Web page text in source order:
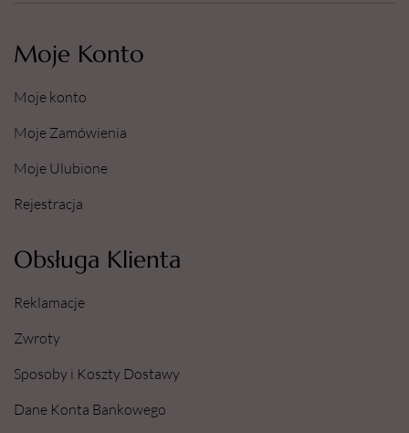
Moje Konto
Moje konto
Moje Zamówienia
Moje Ulubione
Rejestracja
Obsługa Klienta
Reklamacje
Zwroty
Sposoby i Koszty Dostawy
Dane Konta Bankowego